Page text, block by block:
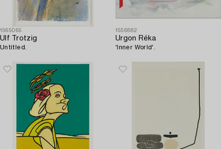
1565065
Ulf Trotzig
Untitled.
1556882
Urgon Réka
'Inner World'.